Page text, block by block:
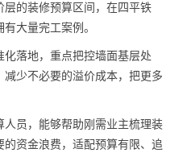
的装修预算区间，在四平铁
大量完工案例。
落地，重点把控墙面基层处
少不必要的溢价成本，把更多
员，能够帮助刚需业主梳理装
资金浪费，适配预算有限、追